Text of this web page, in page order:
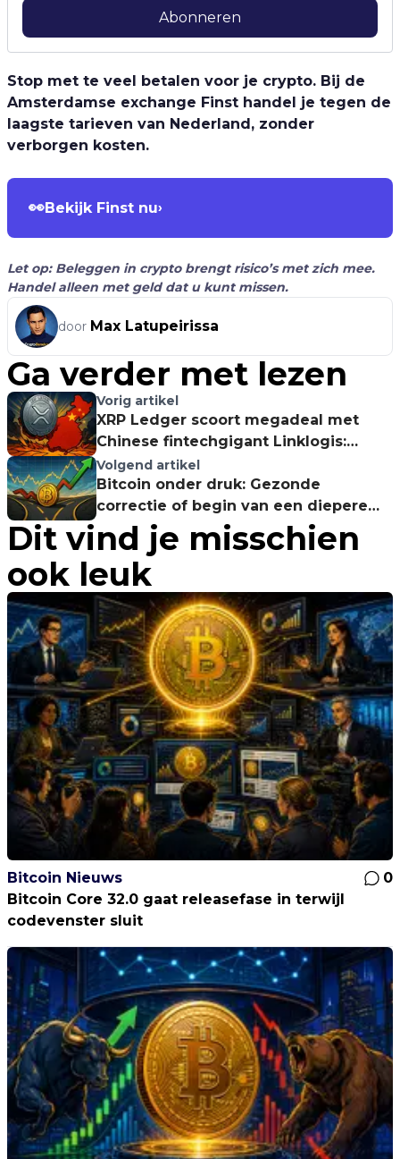
Abonneren
Stop met te veel betalen voor je crypto. Bij de
Amsterdamse exchange Finst handel je tegen de
laagste tarieven van Nederland, zonder
verborgen kosten.
👀Bekijk Finst nu›
Let op: Beleggen in crypto brengt risico’s met zich mee.
Handel alleen met geld dat u kunt missen.
door Max Latupeirissa
Ga verder met lezen
Vorig artikel
XRP Ledger scoort megadeal met
Chinese fintechgigant Linklogis:
Boost voor digitale supply chain
Volgend artikel
Bitcoin onder druk: Gezonde
correctie of begin van een diepere
daling
Dit vind je misschien
ook leuk
Bitcoin Nieuws
0
Bitcoin Core 32.0 gaat releasefase in terwijl
codevenster sluit